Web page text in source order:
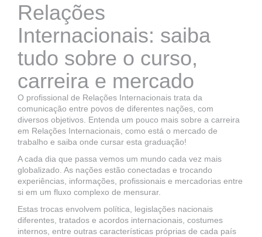
Relações
Internacionais: saiba
tudo sobre o curso,
carreira e mercado
O profissional de Relações Internacionais trata da
comunicação entre povos de diferentes nações, com
diversos objetivos. Entenda um pouco mais sobre a carreira
em Relações Internacionais, como está o mercado de
trabalho e saiba onde cursar esta graduação!
A cada dia que passa vemos um mundo cada vez mais
globalizado. As nações estão conectadas e trocando
experiências, informações, profissionais e mercadorias entre
si em um fluxo complexo de mensurar.
Estas trocas envolvem política, legislações nacionais
diferentes, tratados e acordos internacionais, costumes
internos, entre outras características próprias de cada país